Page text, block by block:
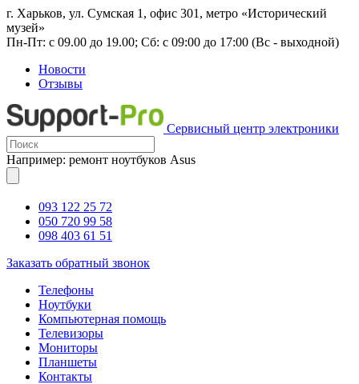
г. Харьков, ул. Сумская 1, офис 301, метро «Исторический
музей»
Пн-Пт: с 09.00 до 19.00; Сб: с 09:00 до 17:00 (Вс - выходной)
Новости
Отзывы
Сервисный центр электроники
Например: ремонт ноутбуков Asus
093 122 25 72
050 720 99 58
098 403 61 51
Заказать обратный звонок
Телефоны
Ноутбуки
Компьютерная помощь
Телевизоры
Мониторы
Планшеты
Контакты